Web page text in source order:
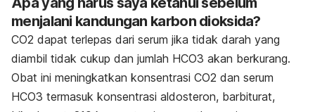
menjalani kandungan karbon dioksida?
CO2 dapat terlepas dari serum jika tidak darah yang
diambil tidak cukup dan jumlah HCO3 akan berkurang.
Obat ini meningkatkan konsentrasi CO2 dan serum
HCO3 termasuk konsentrasi aldosteron, barbiturat,